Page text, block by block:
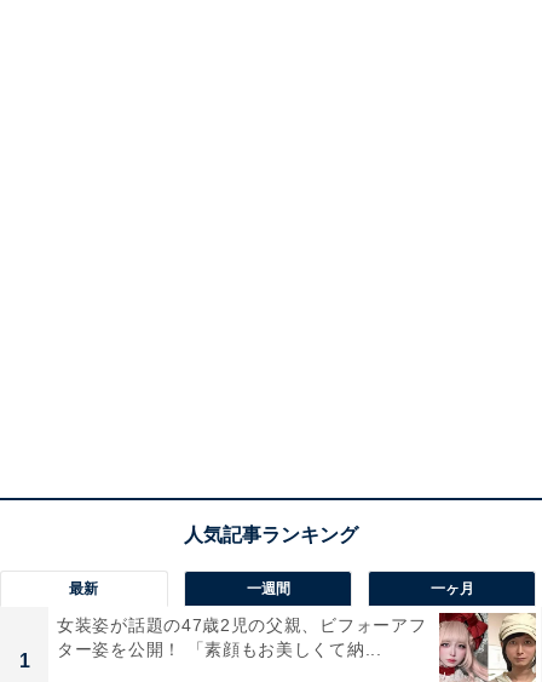
最新 一週間 一ヶ月
1
女装姿が話題の47歳2児の父親、ビフォーアフ
ター姿を公開！ 「素顔もお美しくて納...